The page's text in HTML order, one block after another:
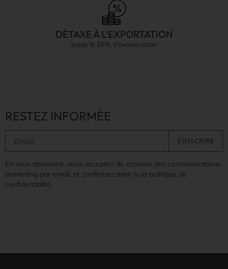
DÉTAXE À L'EXPORTATION
jusqu’à 16% d’exonération
RESTEZ INFORMÉE
En vous abonnant, vous acceptez de recevoir des communications
marketing par email, et confirmez avoir lu la politique de
confidentialité.